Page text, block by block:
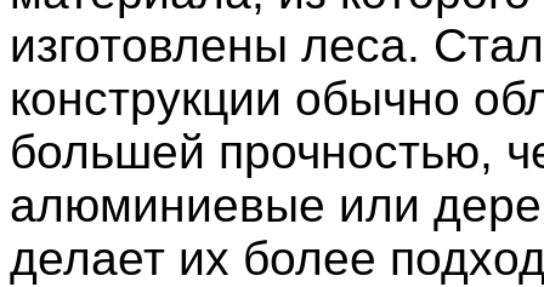
изготовлены леса.
конструкции обычно
большей прочностью,
алюминиевые или
делает их более